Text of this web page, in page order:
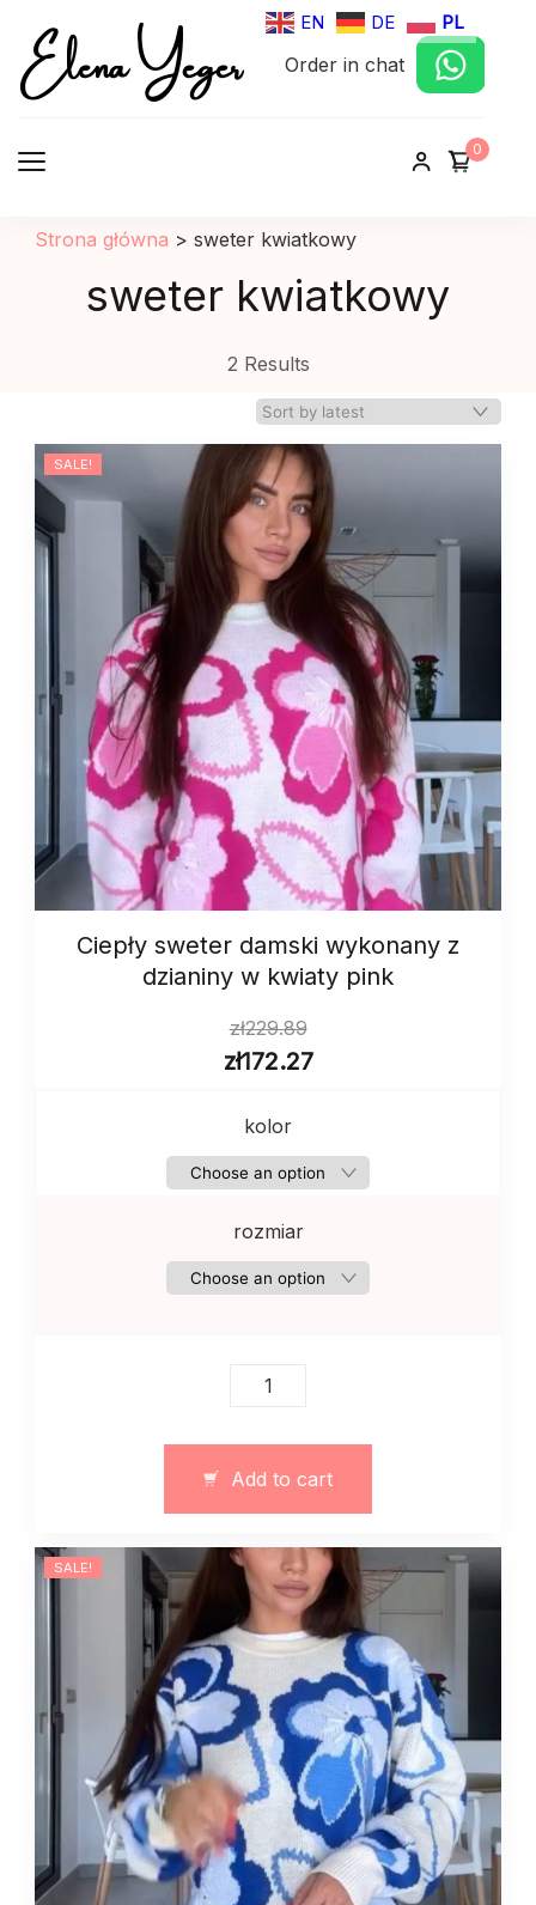
EN DE PL
Elena Yeger
Sklep internetowy odziez damska
Order in chat
0
Strona główna > sweter kwiatkowy
sweter kwiatkowy
2 Results
SALE!
Ciepły sweter damski wykonany z
dzianiny w kwiaty pink
zł229.89
zł172.27
kolor
rozmiar
Ciepły
z
dzianiny
w
kwiaty
pink
quantity
Add to cart
SALE!